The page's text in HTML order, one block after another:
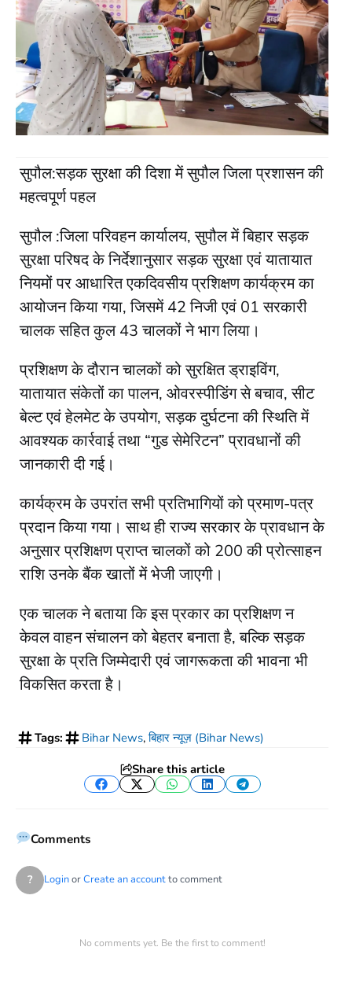
सुपौल:सड़क सुरक्षा की दिशा में सुपौल जिला प्रशासन की
महत्वपूर्ण पहल
सुपौल :जिला परिवहन कार्यालय, सुपौल में बिहार सड़क
सुरक्षा परिषद के निर्देशानुसार सड़क सुरक्षा एवं यातायात
नियमों पर आधारित एकदिवसीय प्रशिक्षण कार्यक्रम का
आयोजन किया गया, जिसमें 42 निजी एवं 01 सरकारी
चालक सहित कुल 43 चालकों ने भाग लिया।
प्रशिक्षण के दौरान चालकों को सुरक्षित ड्राइविंग,
यातायात संकेतों का पालन, ओवरस्पीडिंग से बचाव, सीट
बेल्ट एवं हेलमेट के उपयोग, सड़क दुर्घटना की स्थिति में
आवश्यक कार्रवाई तथा “गुड सेमेरिटन” प्रावधानों की
जानकारी दी गई।
कार्यक्रम के उपरांत सभी प्रतिभागियों को प्रमाण-पत्र
प्रदान किया गया। साथ ही राज्य सरकार के प्रावधान के
अनुसार प्रशिक्षण प्राप्त चालकों को 200 की प्रोत्साहन
राशि उनके बैंक खातों में भेजी जाएगी।
एक चालक ने बताया कि इस प्रकार का प्रशिक्षण न
केवल वाहन संचालन को बेहतर बनाता है, बल्कि सड़क
सुरक्षा के प्रति जिम्मेदारी एवं जागरूकता की भावना भी
विकसित करता है।
Tags: Bihar News,बिहार न्यूज़ (Bihar News)
Share this article
Facebook
TwitterWhatsApp
LinkedInTelegram
Comments
? LoginorCreate an accountto comment
No comments yet. Be the first to comment!